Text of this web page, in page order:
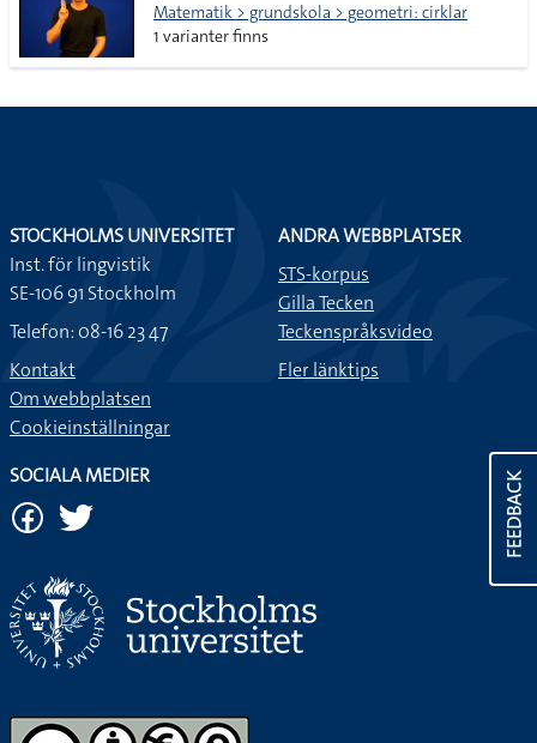
Matematik > grundskola > geometri: cirklar
1 varianter finns
FEEDBACK
STOCKHOLMS UNIVERSITET
Inst. för lingvistik
SE-106 91 Stockholm
Telefon: 08-16 23 47
Kontakt
Om webbplatsen
Cookieinställningar
ANDRA WEBBPLATSER
STS-korpus
Gilla Tecken
Teckenspråksvideo
Fler länktips
SOCIALA MEDIER